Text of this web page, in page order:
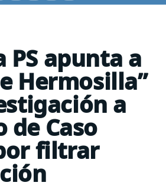
PS apunta a
Hermosilla”
a
de Caso
filtrar